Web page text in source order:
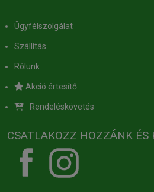
Ügyfélszolgálat
Szállítás
Rólunk
Akció értesítő
Rendeléskövetés
CSATLAKOZZ HOZZÁNK ÉS